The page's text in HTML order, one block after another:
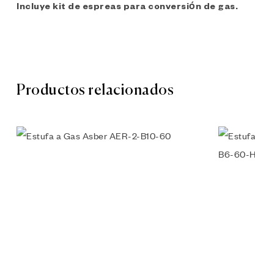
Incluye kit de espreas para conversión de gas.
Productos relacionados